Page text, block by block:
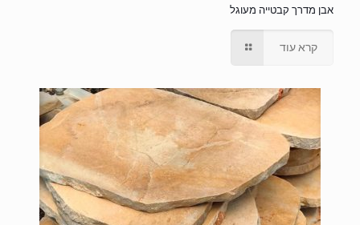
אבן מדרך קבטייה מעוגל
קרא עוד